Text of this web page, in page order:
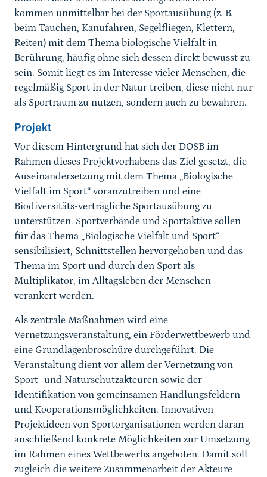
kommen unmittelbar bei der Sportausübung (z. B.
beim Tauchen, Kanufahren, Segelfliegen, Klettern,
Reiten) mit dem Thema biologische Vielfalt in
Berührung, häufig ohne sich dessen direkt bewusst zu
sein. Somit liegt es im Interesse vieler Menschen, die
regelmäßig Sport in der Natur treiben, diese nicht nur
als Sportraum zu nutzen, sondern auch zu bewahren.
Projekt
Vor diesem Hintergrund hat sich der DOSB im
Rahmen dieses Projektvorhabens das Ziel gesetzt, die
Auseinandersetzung mit dem Thema „Biologische
Vielfalt im Sport“ voranzutreiben und eine
Biodiversitäts-verträgliche Sportausübung zu
unterstützen. Sportverbände und Sportaktive sollen
für das Thema „Biologische Vielfalt und Sport“
sensibilisiert, Schnittstellen hervorgehoben und das
Thema im Sport und durch den Sport als
Multiplikator, im Alltagsleben der Menschen
verankert werden.
Als zentrale Maßnahmen wird eine
Vernetzungsveranstaltung, ein Förderwettbewerb und
eine Grundlagenbroschüre durchgeführt. Die
Veranstaltung dient vor allem der Vernetzung von
Sport- und Naturschutzakteuren sowie der
Identifikation von gemeinsamen Handlungsfeldern
und Kooperationsmöglichkeiten. Innovativen
Projektideen von Sportorganisationen werden daran
anschließend konkrete Möglichkeiten zur Umsetzung
im Rahmen eines Wettbewerbs angeboten. Damit soll
zugleich die weitere Zusammenarbeit der Akteure